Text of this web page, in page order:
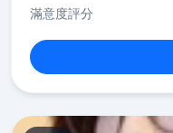
滿意度評分